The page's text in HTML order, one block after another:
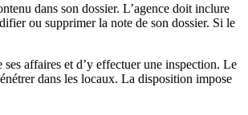
dans son dossier. L’agence doit inclure
ou supprimer la note de son dossier. Si le
affaires et d’y effectuer une inspection. Le
dans les locaux. La disposition impose